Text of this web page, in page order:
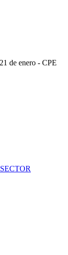
de enero - CPE